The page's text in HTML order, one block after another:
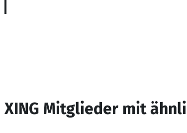
XING Mitglieder mit